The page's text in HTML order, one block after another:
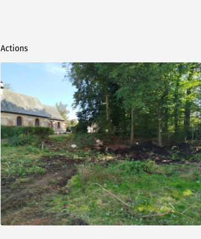
Actions